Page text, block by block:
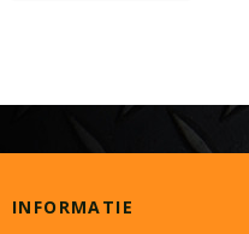
INFORMATIE